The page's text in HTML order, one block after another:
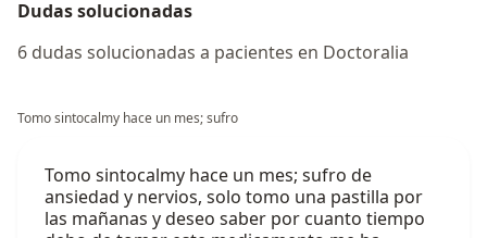
Dudas solucionadas
6 dudas solucionadas a pacientes en Doctoralia
Tomo sintocalmy hace un mes; sufro
Tomo sintocalmy hace un mes; sufro de
ansiedad y nervios, solo tomo una pastilla por
las mañanas y deseo saber por cuanto tiempo